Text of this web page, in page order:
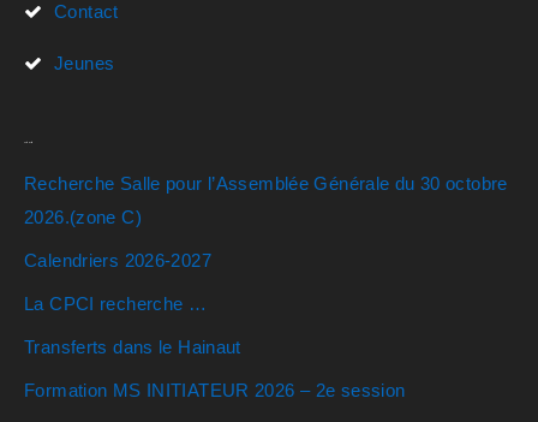
Contact
Jeunes
Recherche Salle pour l’Assemblée Générale du 30 octobre
2026.(zone C)
Calendriers 2026-2027
La CPCI recherche …
Transferts dans le Hainaut
Formation MS INITIATEUR 2026 – 2e session